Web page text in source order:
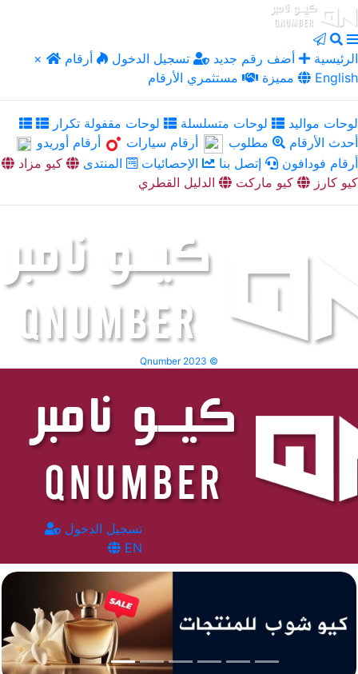
× الرئيسية أضف رقم جديد تسجيل الدخول
أرقام
مميزة
مستثمري الأرقام English
لوحات مواليد لوحات متسلسلة
لوحات مقفولة تكرار
أحدث الأرقام
مطلوب أرقام سيارات
أرقام أوريدو
أرقام فودافون
إتصل بنا الإحصائيات المنتدى
كيو مزاد
كيو كارز
كيو ماركت الدليل القطري
Qnumber 2023 ©
تسجيل الدخول
EN